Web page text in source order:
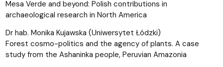
Mesa Verde and beyond: Polish contributions in
archaeological research in North America
Dr hab. Monika Kujawska (Uniwersytet Łódzki)
Forest cosmo-politics and the agency of plants. A case
study from the Ashaninka people, Peruvian Amazonia